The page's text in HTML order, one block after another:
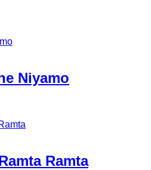
Niyamo
Ramta